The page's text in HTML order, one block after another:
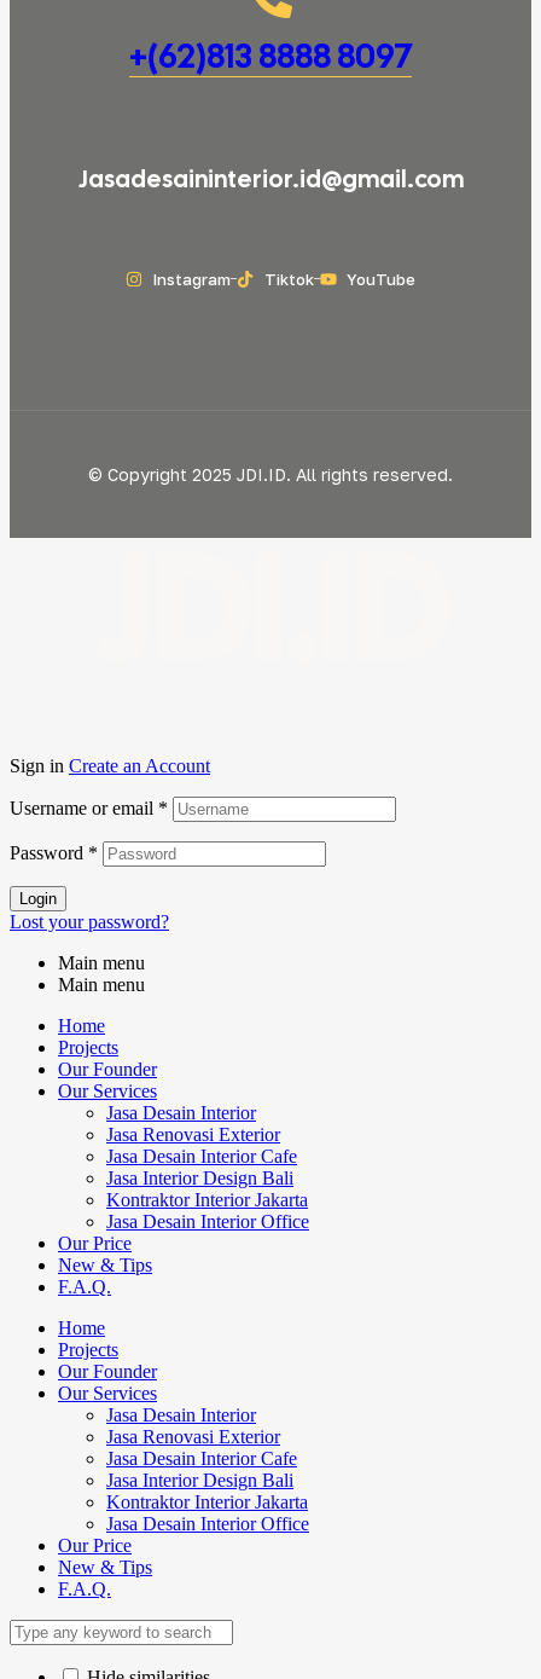
+(62)813 8888 8097
Jasadesaininterior.id@gmail.com
Instagram Tiktok YouTube
© Copyright 2025 JDI.ID. All rights reserved.
Sign in Create an Account
Username or email *
Password *
Login
Lost your password?
Main menu
Main menu
Home
Projects
Our Founder
Our Services
Jasa Desain Interior
Jasa Renovasi Exterior
Jasa Desain Interior Cafe
Jasa Interior Design Bali
Kontraktor Interior Jakarta
Jasa Desain Interior Office
Our Price
New & Tips
F.A.Q.
Home
Projects
Our Founder
Our Services
Jasa Desain Interior
Jasa Renovasi Exterior
Jasa Desain Interior Cafe
Jasa Interior Design Bali
Kontraktor Interior Jakarta
Jasa Desain Interior Office
Our Price
New & Tips
F.A.Q.